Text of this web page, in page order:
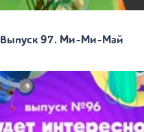
Выпуск 97. Ми-Ми-Май